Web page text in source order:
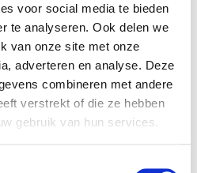
voor social media te bieden
te analyseren. Ook delen we
van onze site met onze
adverteren en analyse. Deze
combineren met andere
verstrekt of die ze hebben
gebruik van hun services.